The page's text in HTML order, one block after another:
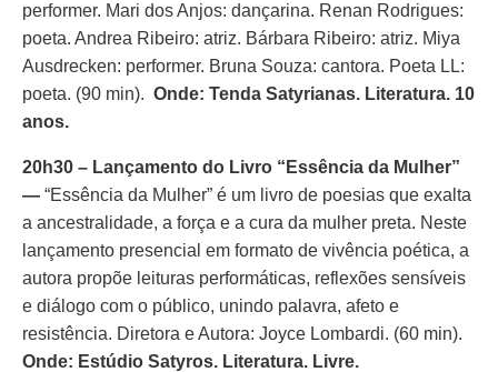
performer. Mari dos Anjos: dançarina. Renan Rodrigues:
poeta. Andrea Ribeiro: atriz. Bárbara Ribeiro: atriz. Miya
Ausdrecken: performer. Bruna Souza: cantora. Poeta LL:
poeta. (90 min). Onde: Tenda Satyrianas. Literatura. 10
anos.
20h30 – Lançamento do Livro “Essência da Mulher”
— “Essência da Mulher” é um livro de poesias que exalta
a ancestralidade, a força e a cura da mulher preta. Neste
lançamento presencial em formato de vivência poética, a
autora propõe leituras performáticas, reflexões sensíveis
e diálogo com o público, unindo palavra, afeto e
resistência. Diretora e Autora: Joyce Lombardi. (60 min).
Onde: Estúdio Satyros. Literatura. Livre.